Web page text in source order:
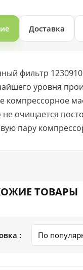
Доставка
фильтр
уровня
компрессорное
не очищается
пару
ТОВАРЫ
: